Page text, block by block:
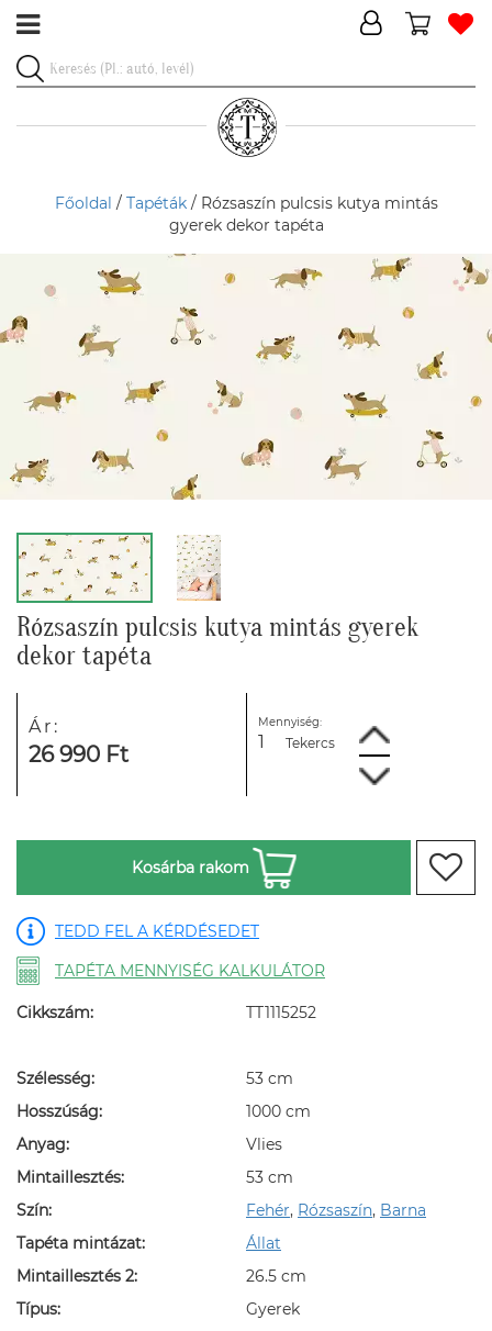
Főoldal / Tapéták/ Rózsaszín pulcsis kutya mintás
gyerek dekor tapéta
Rózsaszín pulcsis kutya mintás gyerek
dekor tapéta
Ár:
26 990 Ft
Mennyiség:
Tekercs
Kosárba rakom
TEDD FEL A KÉRDÉSEDET
TAPÉTA MENNYISÉG KALKULÁTOR
Cikkszám: TT1115252
Szélesség:
53 cm
Hosszúság:
1000 cm
Anyag:
Vlies
Mintaillesztés:
53 cm
Szín:
Fehér, Rózsaszín, Barna
Tapéta mintázat:
Állat
Mintaillesztés 2:
26.5 cm
Típus:
Gyerek